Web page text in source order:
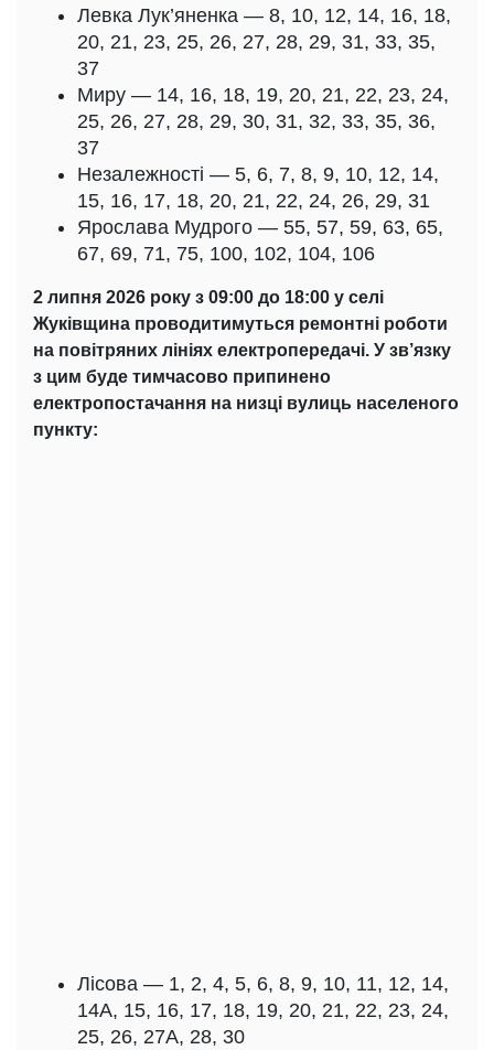
Левка Лук’яненка — 8, 10, 12, 14, 16, 18,
20, 21, 23, 25, 26, 27, 28, 29, 31, 33, 35,
37
Миру — 14, 16, 18, 19, 20, 21, 22, 23, 24,
25, 26, 27, 28, 29, 30, 31, 32, 33, 35, 36,
37
Незалежності — 5, 6, 7, 8, 9, 10, 12, 14,
15, 16, 17, 18, 20, 21, 22, 24, 26, 29, 31
Ярослава Мудрого — 55, 57, 59, 63, 65,
67, 69, 71, 75, 100, 102, 104, 106
2 липня 2026 року з 09:00 до 18:00 у селі
Жуківщина проводитимуться ремонтні роботи
на повітряних лініях електропередачі. У зв’язку
з цим буде тимчасово припинено
електропостачання на низці вулиць населеного
пункту:
Лісова — 1, 2, 4, 5, 6, 8, 9, 10, 11, 12, 14,
14А, 15, 16, 17, 18, 19, 20, 21, 22, 23, 24,
25, 26, 27А, 28, 30